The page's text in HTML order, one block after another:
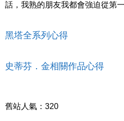
話，我熟的朋友我都會強迫從第
黑塔全系列心得
史蒂芬．金相關作品心得
舊站人氣：320